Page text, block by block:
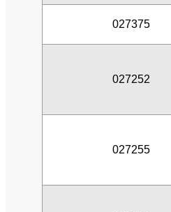
027375
027252
027255